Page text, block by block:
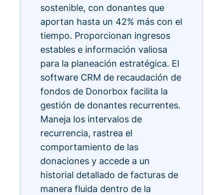
sostenible, con donantes que
aportan hasta un 42% más con el
tiempo. Proporcionan ingresos
estables e información valiosa
para la planeación estratégica. El
software CRM de recaudación de
fondos de Donorbox facilita la
gestión de donantes recurrentes.
Maneja los intervalos de
recurrencia, rastrea el
comportamiento de las
donaciones y accede a un
historial detallado de facturas de
manera fluida dentro de la